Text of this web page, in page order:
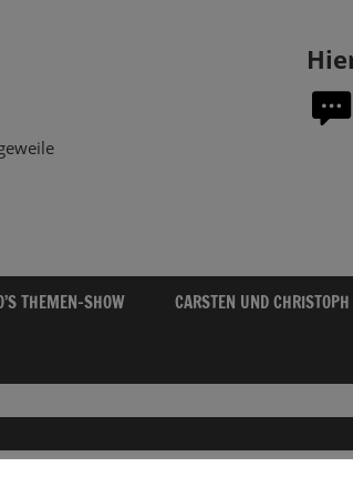
THEMEN-SHOW CARSTEN UND CHRISTOPH
HAMBURG’S